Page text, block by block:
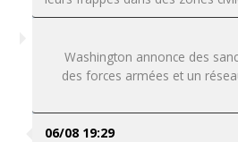
Washington annonce des
des forces armées et un
06/08 19:29